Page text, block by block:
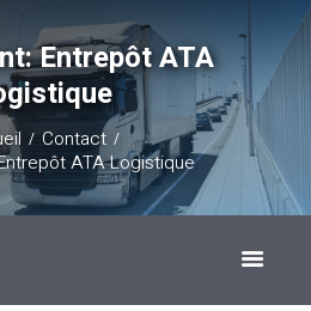
Entrepôt ATA
Contact
ATA Logistique